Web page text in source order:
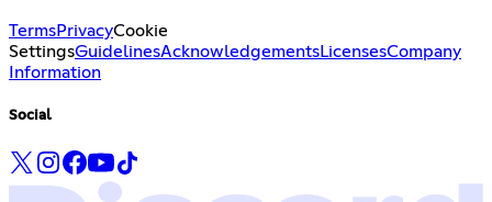
TermsPrivacyCookie
SettingsGuidelinesAcknowledgementsLicensesCompany
Information
Social